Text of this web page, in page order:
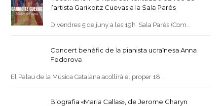
l’artista Garikoitz Cuevas a la Sala Parés
Divendres 5 de juny a les 19h Sala Parés (Com…
Concert benèfic de la pianista ucraïnesa Anna
Fedorova
El Palau de la Música Catalana acollirà el proper 18…
Biografia «Maria Callas», de Jerome Charyn